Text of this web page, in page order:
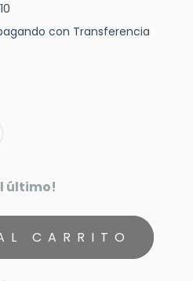
con Transferencia
último!